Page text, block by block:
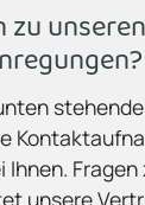
zu
unsere